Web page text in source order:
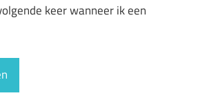
keer wanneer ik een